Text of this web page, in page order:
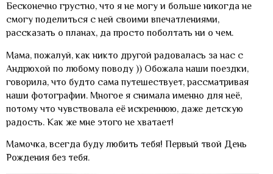
Бесконечно грустно, что я не могу и больше никогда не
смогу поделиться с ней своими впечатлениями,
рассказать о планах, да просто поболтать ни о чем.
Мама, пожалуй, как никто другой радовалась за нас с
Андрюхой по любому поводу )) Обожала наши поездки,
говорила, что будто сама путешествует, рассматривая
наши фотографии. Многое я снимала именно для неё,
потому что чувствовала её искреннюю, даже детскую
радость. Как же мне этого не хватает!
Мамочка, всегда буду любить тебя! Первый твой День
Рождения без тебя.